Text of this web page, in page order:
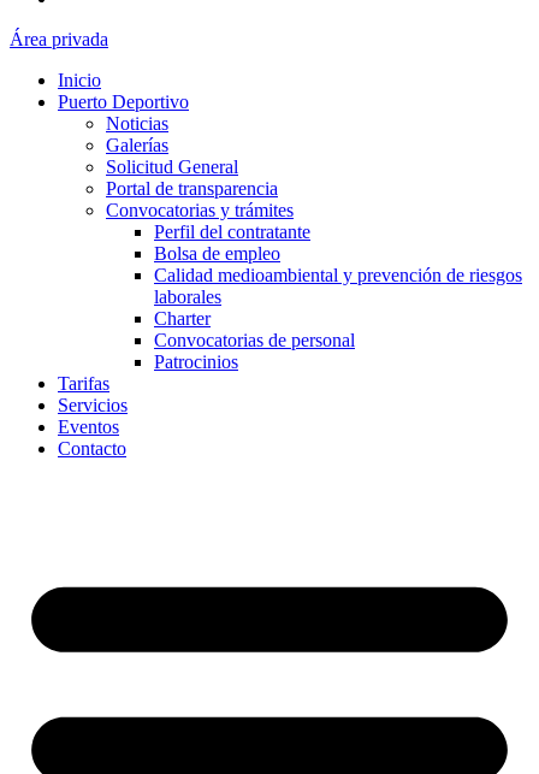
Área privada
Inicio
Puerto Deportivo
Noticias
Galerías
Solicitud General
Portal de transparencia
Convocatorias y trámites
Perfil del contratante
Bolsa de empleo
Calidad medioambiental y prevención de riesgos
laborales
Charter
Convocatorias de personal
Patrocinios
Tarifas
Servicios
Eventos
Contacto